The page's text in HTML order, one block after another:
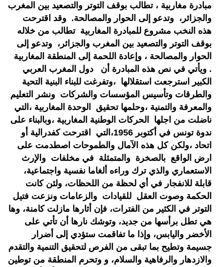
مبادرة مغاربية ، تطالب بوقف التوتر والتصعيد بين المغرب
والجزائر، وتدعو إلى الحوار والمصالحة. وقد اقترحت
هذه النخب مشروع للمبادرة المغاربية تطالب من خلاله
بوقف التوتر والتصعيد بين المغرب والجزائر، وتدعو إلى
الحوار والمصالحة ، وإعادة اللحمة إلى المنطقة المغاربية
. ويأتي في نص هذه المبادرة أن دول المغرب العربي
الكبير استرجعت استقلالها ،وتفرغت للبناء البنية التحية
والطرقات وتأسيس المؤسسات والشركات ونشر التعليم
والمعرفة والتمنية ،وحلمها تحقيق الوحدة المغاربية ،التي
ناضلت من اجلها الحركات الوطنية المغاربية ،وبالبناء على
ندوة تونس في أكتوبر 1956،التي اقترحت كفدرالية أو
اتحاد ،ولكن كل هذه الآمال والطموحات اصطدمت على
ارض الواقع بالصخرة والمتمثلة في مخلفات والإرث
الاستعماري والذي ترك وراءه ألغاما نفسية واجتماعية،
قابلة للانفجار في أي لحظة من اللحظات، ولئن كانت
الحكمة وصوت العقل للقيادات والزعامات ونزعت فتيل
التوتر في الكثير من الفترات، فإن أثارها مازلت كامنة، وها
هي تطل برأسها من جديد، وتوشك نارها أن تأتي على
الأخضر واليابس، وإذا ما تفاقمت ستؤدي إلى أضرار
جسيمة وتطيح بما تبقى من الفرص لتحقيق التنمية والتقدم
والازدهار والرفاهية والسلام، و وتحرم المنطقة من توطين